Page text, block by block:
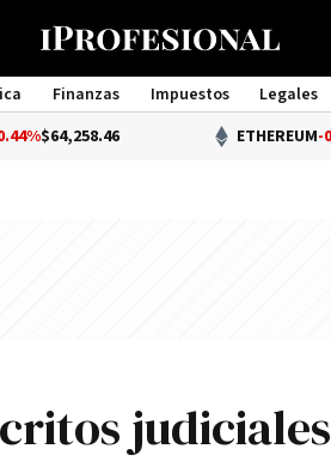
Finanzas Impuestos Legales
Management
ETHEREUM -0.06%